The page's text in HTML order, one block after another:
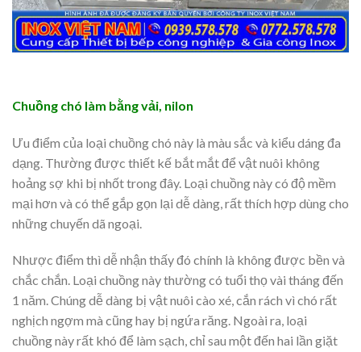
Chuồng chó làm bằng vải, nilon
Ưu điểm của loại chuồng chó này là màu sắc và kiểu dáng đa
dạng. Thường được thiết kế bắt mắt để vật nuôi không
hoảng sợ khi bị nhốt trong đây. Loại chuồng này có độ mềm
mại hơn và có thể gắp gọn lại dễ dàng, rất thích hợp dùng cho
những chuyến dã ngoại.
Nhược điểm thì dễ nhận thấy đó chính là không được bền và
chắc chắn. Loại chuồng này thường có tuổi thọ vài tháng đến
1 năm. Chúng dễ dàng bị vật nuôi cào xé, cắn rách vì chó rất
nghịch ngợm mà cũng hay bị ngứa răng. Ngoài ra, loại
chuồng này rất khó để làm sạch, chỉ sau một đến hai lần giặt